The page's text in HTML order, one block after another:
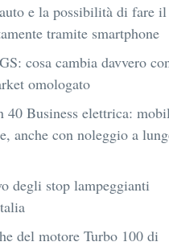
e la possibilità di fare il
tramite smartphone
cosa cambia davvero
omologato
40 Business elettrica:
anche con noleggio a
degli stop lampeggianti
del motore Turbo 100 di